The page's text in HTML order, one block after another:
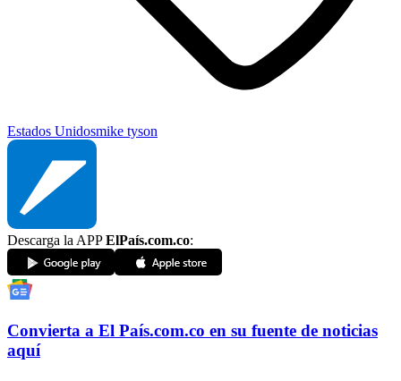
Estados Unidosmike tyson
Descarga la APPElPaís.com.co:
Convierta a El País.com.co en su fuente de noticias
aquí